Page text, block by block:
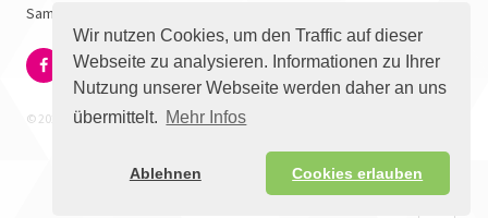
Wir nutzen Cookies, um den Traffic auf dieser
Webseite zu analysieren. Informationen zu Ihrer
Nutzung unserer Webseite werden daher an uns
übermittelt. Mehr Infos
Ablehnen Cookies erlauben
Samstag: 10:00 bis 17:00 Uhr
© 2026 - Bäng Bäng Comicbuchhandlung